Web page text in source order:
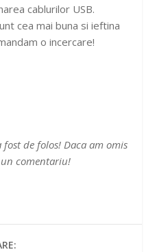
cablurilor USB.
cea mai buna si ieftina
o incercare!
de folos! Daca am omis
comentariu!